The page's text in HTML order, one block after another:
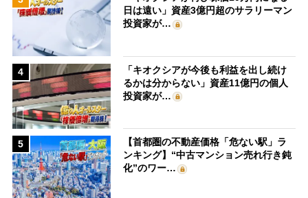
日は遠い」資産3億円超のサラリーマン
投資家が…
4
「キオクシアが今後も利益を出し続け
るかは分からない」資産11億円の個人
投資家が…
5
【首都圏の不動産価格「危ない駅」ラ
ンキング】“中古マンション売れ行き鈍
化”のワー…